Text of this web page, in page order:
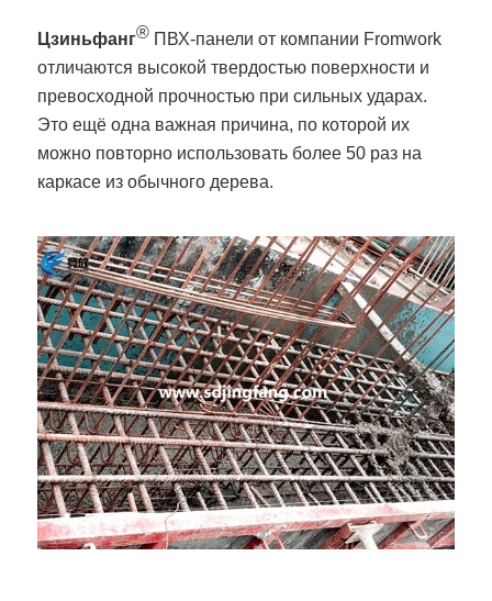
Цзиньфанг® ПВХ-панели от компании Fromwork
отличаются высокой твердостью поверхности и
превосходной прочностью при сильных ударах.
Это ещё одна важная причина, по которой их
можно повторно использовать более 50 раз на
каркасе из обычного дерева.